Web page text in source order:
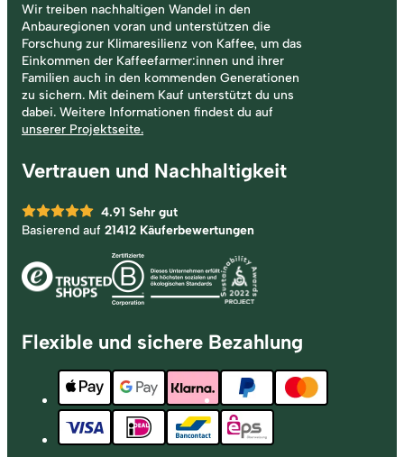
Wir treiben nachhaltigen Wandel in den
Anbauregionen voran und unterstützen die
Forschung zur Klimaresilienz von Kaffee, um das
Einkommen der Kaffeefarmer:innen und ihrer
Familien auch in den kommenden Generationen
zu sichern. Mit deinem Kauf unterstützt du uns
dabei. Weitere Informationen findest du auf
unserer Projektseite.
Vertrauen und Nachhaltigkeit
4.91 Sehr gut
Basierend auf 21412 Käuferbewertungen
Flexible und sichere Bezahlung